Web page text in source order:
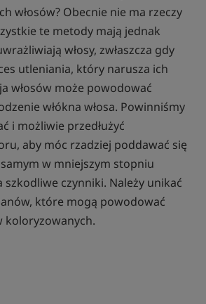
włosów? Obecnie nie ma rzeczy
te metody mają jednak
włosy, zwłaszcza gdy
utleniania, który narusza ich
włosów może powodować
włókna włosa. Powinniśmy
i możliwie przedłużyć
aby móc rzadziej poddawać się
w mniejszym stopniu
szkodliwe czynniki. Należy unikać
które mogą powodować
koloryzowanych.